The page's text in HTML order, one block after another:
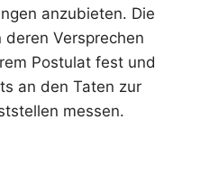
anzubieten. Die
deren Versprechen
Postulat fest und
an den Taten zur
messen.